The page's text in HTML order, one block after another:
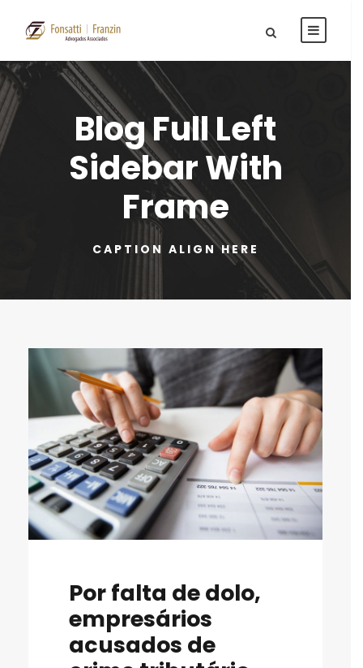
Blog Full Left
Sidebar With
Frame
CAPTION ALIGN HERE
Por falta de dolo,
empresários
acusados de